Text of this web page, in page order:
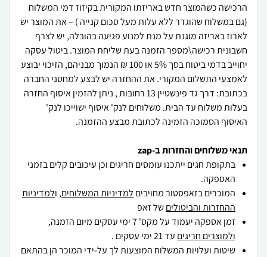
הרכישה כשהמוצר חדש באריזתו המקורית בקיזוז דמי המשלוח
(גם במשלוח שהוגדר ללא עלות מעל סכום קנייה ) – את המוצר יש
לארוז באריזה מוגנת על מנת למנוע פגיעה בהובלה, יש לצרף
חשבונית רכישה\מספר הזמנה בעת שליחת המוצר. ביטול עסקה
יחוייב בדמי ביטוח בסך 5% או 100 ₪ הנמוך מבניהם, הזיכוי יבוצע
לאמצעי התשלום המקורי. את ההחזרה יש לבצע למחסני החברה
בכתובת: דרך גד פינשטיין 13 רחובות , ניתן להזמין איסוף החזרה
בעלות משלוח עד הבית. משלוחים לנק' איסוף ישוייכו לנק'
האיסוף הסמוכה הזמינה לכתובת מבצע ההזמנה.
תנאי משלוחים והחזרות ב-zap
בתקופת חגים ייתכנו עומסים חריגים וכן עיכובים קלים בזמני
האספקה.
המוכרים בזאפסטור מחויבים למדיניות המשלוחים, ולמדיניות
ההחזרות והביטוליםשל זאפ
זמן אספקה יעמוד על מקס' 7 ימי עסקים מיום הזמנה,
ולמוצרים חריגים עד 21 ימי עסקים .
שיטות ועלויות המשלוח המוצעות לך על-ידי המוכר הן בהתאם